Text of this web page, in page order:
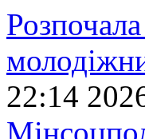
22:14